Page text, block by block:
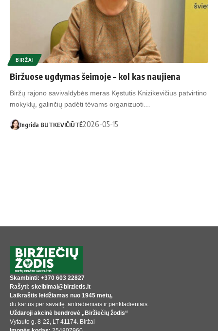
BIRŽAI
Biržuose ugdymas šeimoje – kol kas naujiena
Biržų rajono savivaldybės meras Kęstutis Knizikevičius patvirtino
mokyklų, galinčių padėti tėvams organizuoti…
Ingrida BUTKEVIČIŪTĖ2026-05-15
Skambinti: +370 603 22827
Rašyti: skelbimai@birzietis.lt
Laikraštis leidžiamas nuo 1945 metų,
du kartus per savaitę: antradieniais ir penktadieniais.
Uždaroji akcinė bendrovė „Biržiečių žodis“
Vytauto g. 8-22, LT-41174. Biržai